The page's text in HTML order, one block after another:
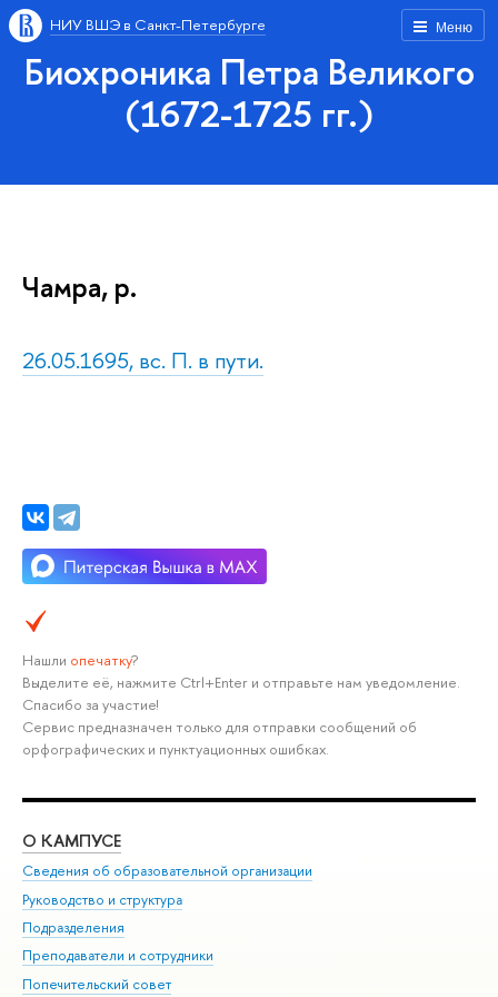
Меню
НИУ ВШЭ в Санкт-Петербурге
Биохроника Петра Великого
(1672-1725 гг.)
Чамра, р.
26.05.1695, вс. П. в пути.
Нашли опечатку?
Выделите её, нажмите Ctrl+Enter и отправьте нам уведомление.
Спасибо за участие!
Сервис предназначен только для отправки сообщений об
орфографических и пунктуационных ошибках.
О КАМПУСЕ
Сведения об образовательной организации
Руководство и структура
Подразделения
Преподаватели и сотрудники
Попечительский совет